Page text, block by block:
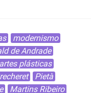
modernismo
de Andrade
artes plásticas
Pietà
Martins Ribeiro